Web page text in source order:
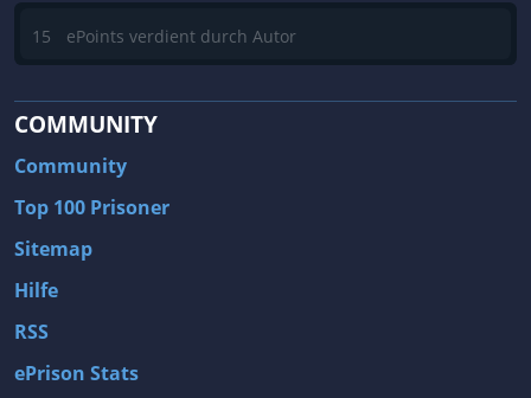
15 ePoints verdient durch Autor
COMMUNITY
Community
Top 100 Prisoner
Sitemap
Hilfe
RSS
ePrison Stats